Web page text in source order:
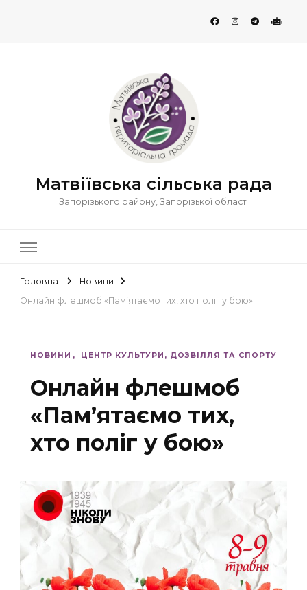
Матвіївська сільська рада
Запорізького району, Запорізької області
Головна
Новини
Онлайн флешмоб «Пам’ятаємо тих, хто поліг у бою»
НОВИНИ ЦЕНТР КУЛЬТУРИ, ДОЗВІЛЛЯ ТА СПОРТУ
Онлайн флешмоб
«Пам’ятаємо тих,
хто поліг у бою»